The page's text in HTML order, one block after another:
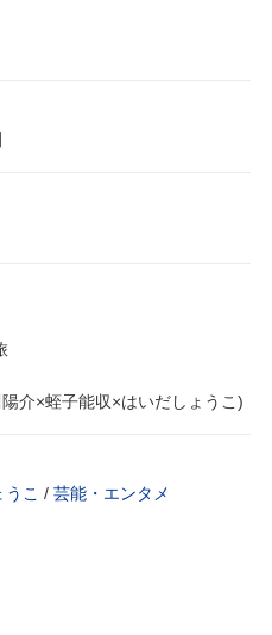
介×蛭子能収×はいだしょうこ)
こ / 芸能・エンタメ